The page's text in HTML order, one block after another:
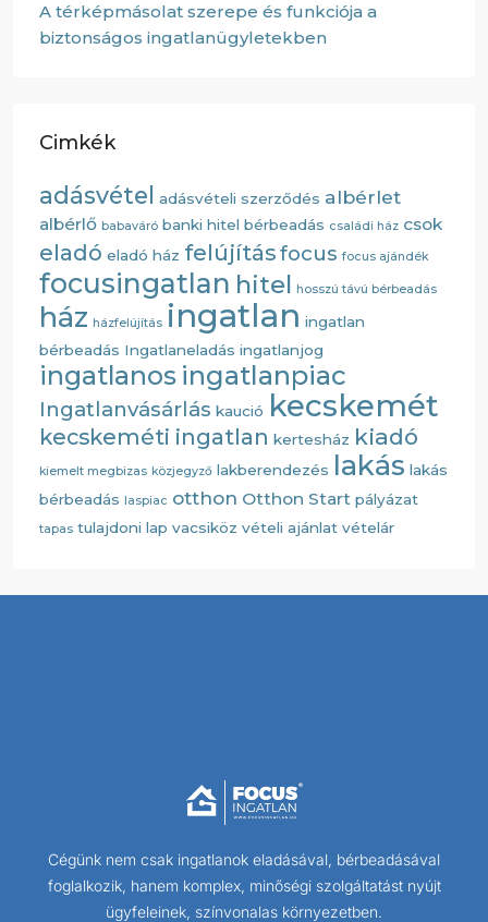
A térképmásolat szerepe és funkciója a
biztonságos ingatlanügyletekben
Cimkék
adásvétel adásvételi szerződés albérlet
albérlő babaváró banki hitel bérbeadás családi ház csok
eladó eladó ház felújításfocus focus ajándék
focusingatlan hitel hosszú távú bérbeadás
ház házfelújítás ingatlan ingatlan
bérbeadás Ingatlaneladás ingatlanjog
ingatlanos ingatlanpiac
Ingatlanvásárlás kaució kecskemét
kecskeméti ingatlan kertesház kiadó
kiemelt megbizas közjegyző lakberendezés lakás lakás
bérbeadás laspiac otthon Otthon Start pályázat
tapas tulajdoni lap vacsiköz vételi ajánlat vételár
Cégünk nem csak ingatlanok eladásával, bérbeadásával
foglalkozik, hanem komplex, minőségi szolgáltatást nyújt
ügyfeleinek, színvonalas környezetben.